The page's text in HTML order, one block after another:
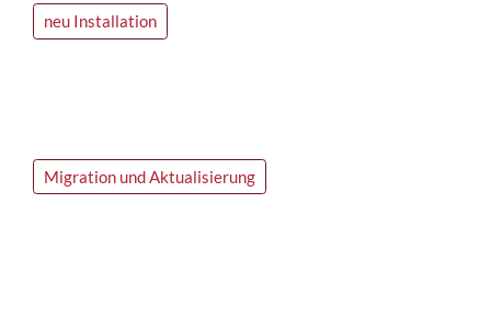
neu Installation
Migration und Aktualisierung